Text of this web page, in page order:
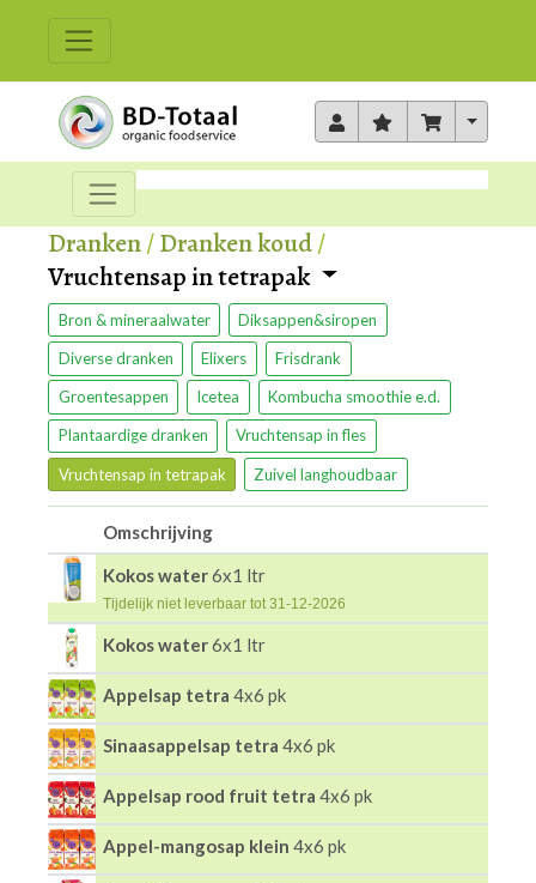
Toggle
Dranken/Dranken koud/
Vruchtensap in tetrapak
Bron & mineraalwater Diksappen&siropen
Diverse dranken Elixers Frisdrank
Groentesappen Icetea Kombucha smoothie e.d.
Plantaardige dranken Vruchtensap in fles
Vruchtensap in tetrapak Zuivel langhoudbaar
Omschrijving
Kokos water6x1 ltr
Tijdelijk niet leverbaar tot 31-12-2026
Kokos water6x1 ltr
Appelsap tetra 4x6 pk
Sinaasappelsap tetra 4x6 pk
Appelsap rood fruit tetra 4x6 pk
Appel-mangosap klein 4x6 pk